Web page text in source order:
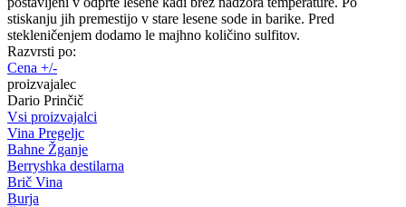
stiskanju jih premestijo v stare lesene sode in barike. Pred
stekleničenjem dodamo le majhno količino sulfitov.
Razvrsti po:
Cena +/-
proizvajalec
Dario Prinčič
Vsi proizvajalci
Vina Pregeljc
Bahne Žganje
Berryshka destilarna
Brič Vina
Burja